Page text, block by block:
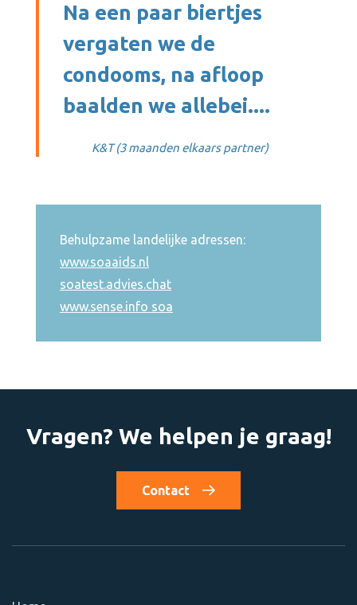
Na een paar biertjes
vergaten we de
condooms, na afloop
baalden we allebei....
K&T (3 maanden elkaars partner)
Behulpzame landelijke adressen:
www.soaaids.nl
soatest.advies.chat
www.sense.info soa
Vragen? We helpen je graag!
Contact